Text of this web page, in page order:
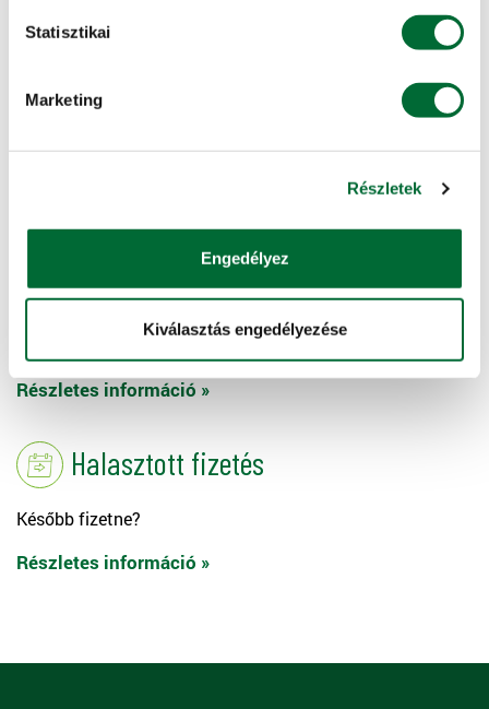
Statisztikai
Marketing
Részletek
Engedélyez
Kiválasztás engedélyezése
KAPCSOLÓDÓ SZOLGÁLTATÁSAINK
KITE Alkusz
Bérgépszolgáltatás
Érdekli a gépbérlet lehetősége?
Részletes információ »
Halasztott fizetés
Később fizetne?
Részletes információ »